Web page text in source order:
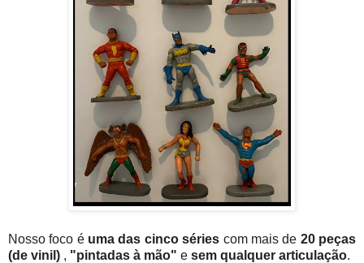
Nosso foco é uma das cinco séries com mais de 20 peças
(de vinil) , "pintadas à mão" e sem qualquer articulação.